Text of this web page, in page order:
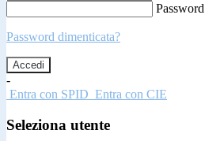
Password
Password dimenticata?
-
Entra con SPID Entra con CIE
Seleziona utente